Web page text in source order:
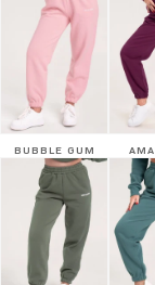
BUBBLE GUM